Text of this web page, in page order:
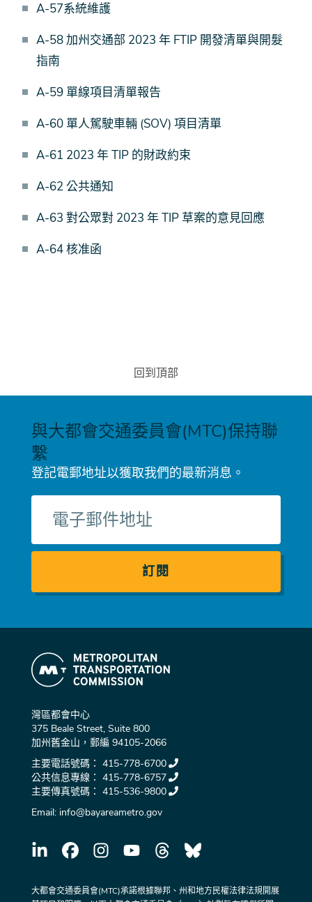
A-57系統維護
A-58 加州交通部 2023 年 FTIP 開發清單與開髮
指南
A-59 單線項目清單報告
A-60 單人駕駛車輛 (SOV) 項目清單
A-61 2023 年 TIP 的財政約束
A-62 公共通知
A-63 對公眾對 2023 年 TIP 草案的意見回應
A-64 核准函
回到頂部
與大都會交通委員會(MTC)保持聯
繫
登記電郵地址以獲取我們的最新消息。
郵
件
灣區都會中心
375 Beale Street, Suite 800
加州舊金山，郵編 94105-2066
主要電話號碼： 415-778-6700
公共信息專線： 415-778-6757
主要傳真號碼： 415-536-9800
Email: info@bayareametro.gov
大都會交通委員會(MTC)承諾根據聯邦、州和地方民權法律法規開展